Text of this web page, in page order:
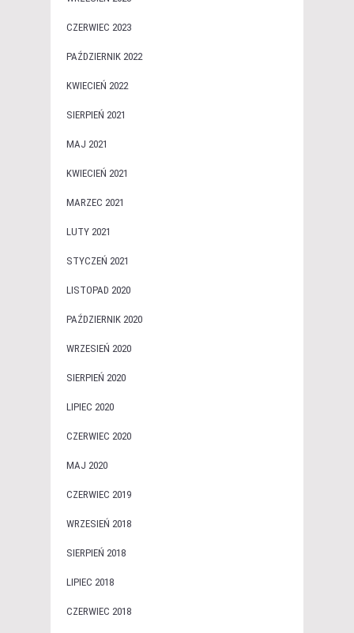
CZERWIEC 2023
PAŹDZIERNIK 2022
KWIECIEŃ 2022
SIERPIEŃ 2021
MAJ 2021
KWIECIEŃ 2021
MARZEC 2021
LUTY 2021
STYCZEŃ 2021
LISTOPAD 2020
PAŹDZIERNIK 2020
WRZESIEŃ 2020
SIERPIEŃ 2020
LIPIEC 2020
CZERWIEC 2020
MAJ 2020
CZERWIEC 2019
WRZESIEŃ 2018
SIERPIEŃ 2018
LIPIEC 2018
CZERWIEC 2018